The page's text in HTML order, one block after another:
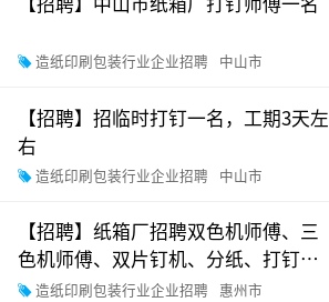
造纸印刷包装行业企业招聘
中山市
【招聘】招临时打钉一名，工期3天左
右
造纸印刷包装行业企业招聘
中山市
【招聘】纸箱厂招聘双色机师傅、三
色机师傅、双片钉机、分纸、打钉
机、普工、清洁工
造纸印刷包装行业企业招聘
惠州市